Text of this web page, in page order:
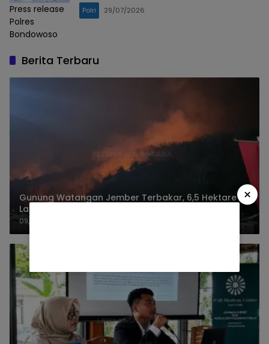
Press release
Polres
Bondowoso
Polri 29/07/2026
Berita Terbaru
Gunung Watangan Jember Terbakar, 6,5 Hektare
Lahan Perhutani
09/08/2026
×